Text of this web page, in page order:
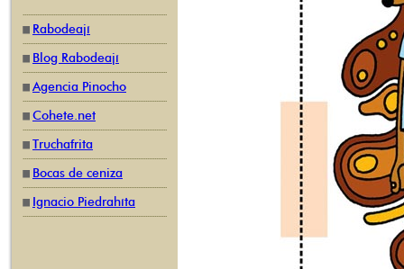
Rabodeají
Blog Rabodeají
Agencia Pinocho
Cohete.net
Truchafrita
Bocas de ceniza
Ignacio Piedrahíta